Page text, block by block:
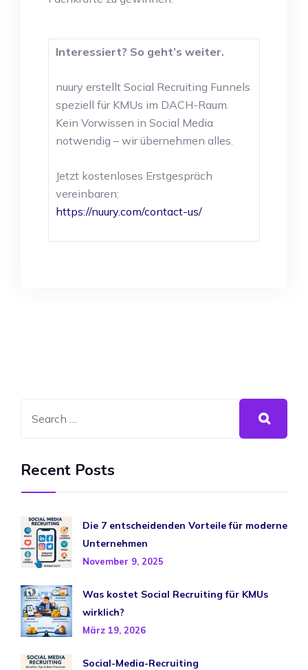
Interessiert? So geht’s weiter.
nuury erstellt Social Recruiting Funnels
speziell für KMUs im DACH-Raum.
Kein Vorwissen in Social Media
notwendig – wir übernehmen alles.
Jetzt kostenloses Erstgespräch
vereinbaren:
https://nuury.com/contact-us/
Recent Posts
Die 7 entscheidenden Vorteile für moderne
Unternehmen
November 9, 2025
Was kostet Social Recruiting für KMUs
wirklich?
März 19, 2026
Social-Media-Recruiting